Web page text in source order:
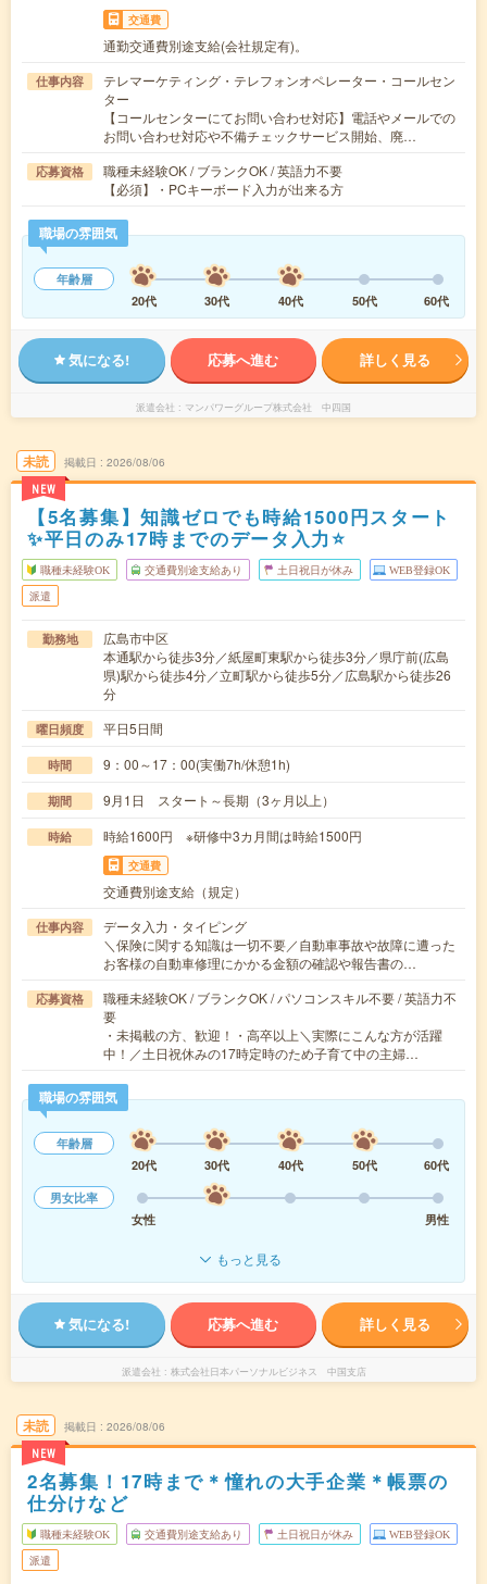
交通費
通勤交通費別途支給(会社規定有)。
仕事内容
テレマーケティング・テレフォンオペレーター・コールセン
ター
【コールセンターにてお問い合わせ対応】電話やメールでの
お問い合わせ対応や不備チェックサービス開始、廃…
応募資格
職種未経験OK / ブランクOK / 英語力不要
【必須】・PCキーボード入力が出来る方
職場の雰囲気
年齢層
20代
30代 40代 50代 60代
気になる! 応募へ進む 詳しく見る
派遣会社 マンパワーグループ株式会社 中四国
未読
NEW
掲載日 2026/08/06
【5名募集】知識ゼロでも時給1500円スタート
✨平日のみ17時までのデータ入力⭐
職種未経験OK 交通費別途支給あり 土日祝日が休み WEB登録OK
派遣
勤務地
広島市中区
本通駅から徒歩3分／紙屋町東駅から徒歩3分／県庁前(広島
県)駅から徒歩4分／立町駅から徒歩5分／広島駅から徒歩26
分
曜日頻度 平日5日間
時間 9：00～17：00(実働7h/休憩1h)
期間 9月1日 スタート～長期（3ヶ月以上）
時給 時給1600円 ※研修中3カ月間は時給1500円
交通費
交通費別途支給（規定）
仕事内容
データ入力・タイピング
＼保険に関する知識は一切不要／自動車事故や故障に遭った
お客様の自動車修理にかかる金額の確認や報告書の…
応募資格
職種未経験OK / ブランクOK / パソコンスキル不要 / 英語力不
要
・未掲載の方、歓迎！・高卒以上＼実際にこんな方が活躍
中！／土日祝休みの17時定時のため子育て中の主婦…
職場の雰囲気
年齢層
20代
30代 40代 50代
60代
男女比率
女性
男性
もっと見る
気になる! 応募へ進む 詳しく見る
派遣会社 株式会社日本パーソナルビジネス 中国支店
未読
NEW
掲載日 2026/08/06
2名募集！17時まで＊憧れの大手企業＊帳票の
仕分けなど
職種未経験OK 交通費別途支給あり 土日祝日が休み WEB登録OK
派遣